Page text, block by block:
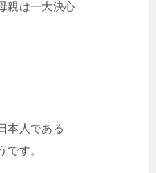
親は一大決心
本人である
です。